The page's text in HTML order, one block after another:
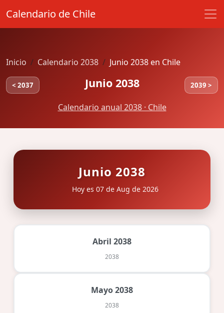
Calendario de Chile
Inicio Calendario 2038 Junio 2038 en Chile
< 2037 Junio 2038 2039 >
Calendario anual 2038 · Chile
Junio 2038
Hoy es 07 de Aug de 2026
Abril 2038
2038
Mayo 2038
2038